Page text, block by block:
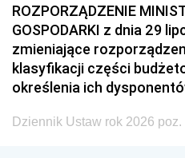
ROZPORZĄDZENIE
GOSPODARKI z dnia 29
zmieniające
klasyfikacji części
określenia ich
Dziennik Ustaw rok 2026 poz.